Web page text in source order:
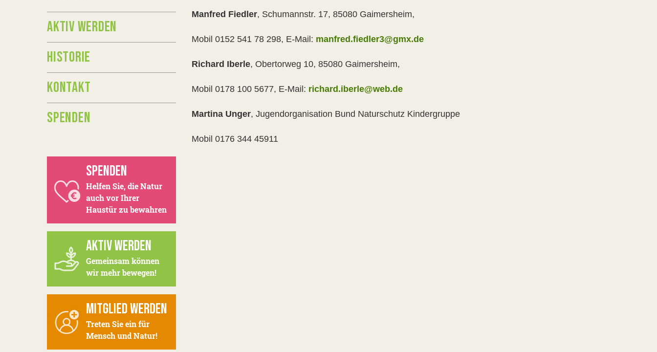
Manfred Fiedler, Schumannstr. 17, 85080 Gaimersheim,
Mobil 0152 541 78 298, E-Mail: manfred.fiedler3@gmx.de
Richard Iberle, Obertorweg 10, 85080 Gaimersheim,
Mobil 0178 100 5677, E-Mail: richard.iberle@web.de
Martina Unger, Jugendorganisation Bund Naturschutz Kindergruppe
Mobil 0176 344 45911
AKTIV WERDEN
HISTORIE
KONTAKT
SPENDEN
SPENDEN
Helfen Sie, die Natur
auch vor Ihrer
Haustür zu bewahren
AKTIV WERDEN
Gemeinsam können
wir mehr bewegen!
MITGLIED WERDEN
Treten Sie ein für
Mensch und Natur!